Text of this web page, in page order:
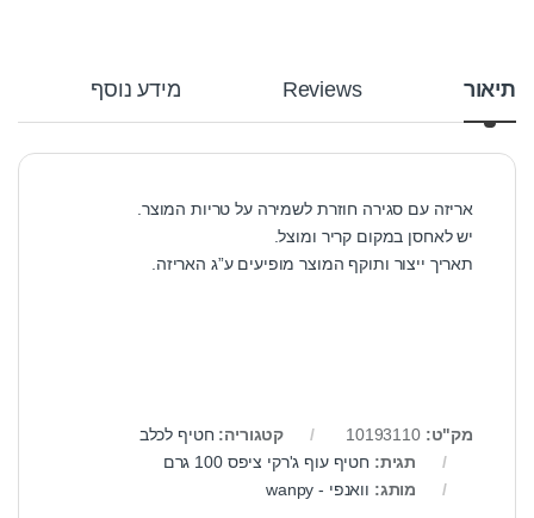
תיאור Reviews מידע נוסף
אריזה עם סגירה חוזרת לשמירה על טריות המוצר.
יש לאחסן במקום קריר ומוצל.
תאריך ייצור ותוקף המוצר מופיעים ע”ג האריזה.
מק"ט:10193110 קטגוריה: חטיף לכלב
תגית: חטיף עוף ג'רקי ציפס 100 גרם
מותג: וואנפי - wanpy